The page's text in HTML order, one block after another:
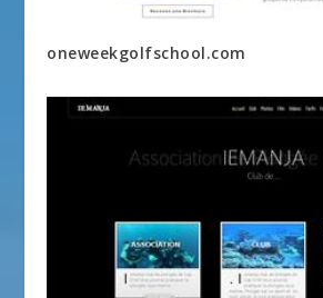
oneweekgolfschool.com